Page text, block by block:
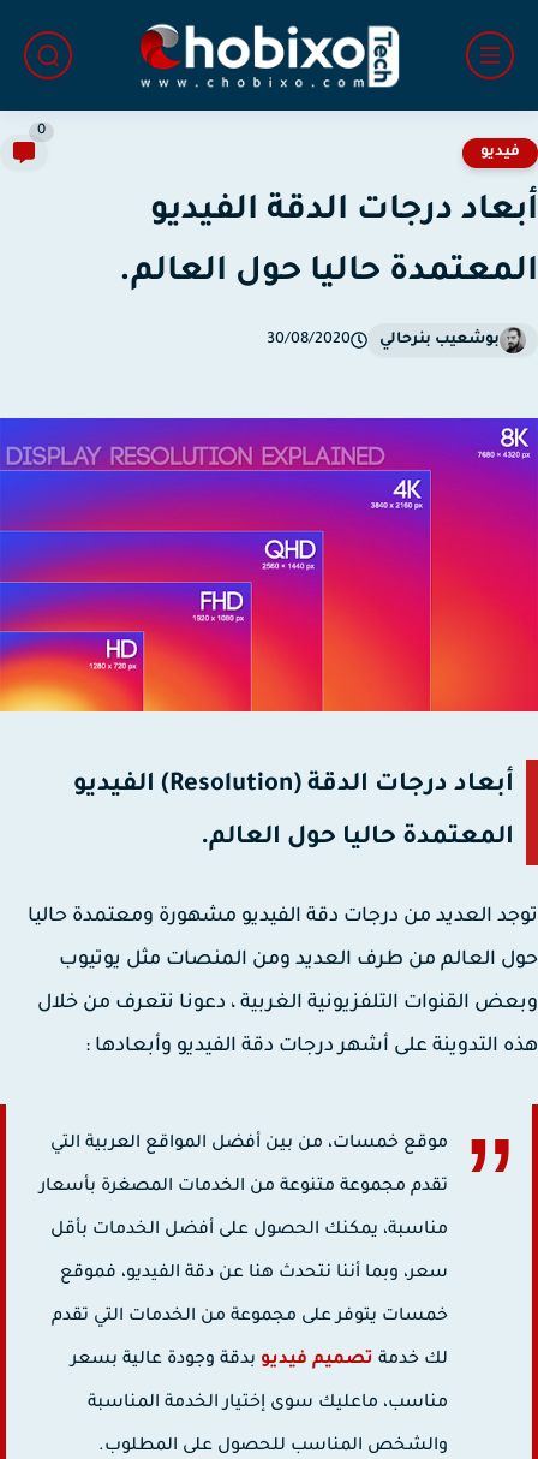
درجات الدقة الفيديو
حاليا حول العالم.
بوشعيب بنرحالي 30/08/2020
أبعاد درجات الدقة (Resolution) الفيديو
المعتمدة حاليا حول العالم.
العديد من درجات دقة الفيديو مشهورة ومعتمدة حاليا
العالم من طرف العديد ومن المنصات مثل يوتيوب
القنوات التلفزيونية الغربية ، دعونا نتعرف من خلال
التدوينة على أشهر درجات دقة الفيديو وأبعادها :
موقع خمسات، من بين أفضل المواقع العربية التي
تقدم مجموعة متنوعة من الخدمات المصغرة بأسعار
مناسبة، يمكنك الحصول على أفضل الخدمات بأقل
سعر، وبما أننا نتحدث هنا عن دقة الفيديو، فموقع
خمسات يتوفر على مجموعة من الخدمات التي تقدم
لك خدمةتصميم فيديوبدقة وجودة عالية بسعر
مناسب، ماعليك سوى إختيار الخدمة المناسبة
والشخص المناسب للحصول على المطلوب.